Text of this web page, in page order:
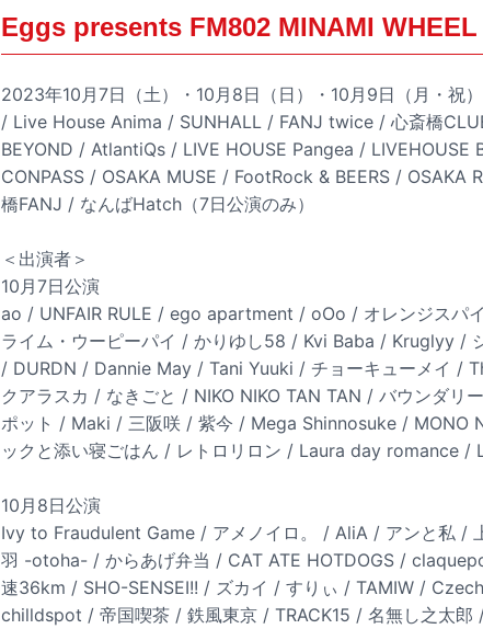
Eggs presents FM802 MINAMI WHEEL
2023年10月7日（土）・10月8日（日）・10月9日（月・祝
/ Live House Anima / SUNHALL / FANJ twice / 心斎橋
BEYOND / AtlantiQs / LIVE HOUSE Pangea / LIVEHOUSE
CONPASS / OSAKA MUSE / FootRock & BEERS /
橋FANJ / なんばHatch（7日公演のみ）
＜出演者＞
10月7日公演
ao / UNFAIR RULE / ego apartment / oOo / オレンジスパ
ライム・ウーピーパイ / かりゆし58 / Kvi Baba / Kruglyy /
/ DURDN / Dannie May / Tani Yuuki / チョーキューメイ /
クアラスカ / なきごと / NIKO NIKO TAN TAN / バウンダリ
ポット / Maki / 三阪咲 / 紫今 / Mega Shinnosuke / MONO
ックと添い寝ごはん / レトロリロン / Laura day romance /
10月8日公演
Ivy to Fraudulent Game / アメノイロ。 / AliA / アンと私 /
羽 -otoha- / からあげ弁当 / CAT ATE HOTDOGS /
速36km / SHO-SENSEI!! / ズカイ / すりぃ / TAMIW /
chilldspot / 帝国喫茶 / 鉄風東京 / TRACK15 / 名無し之太